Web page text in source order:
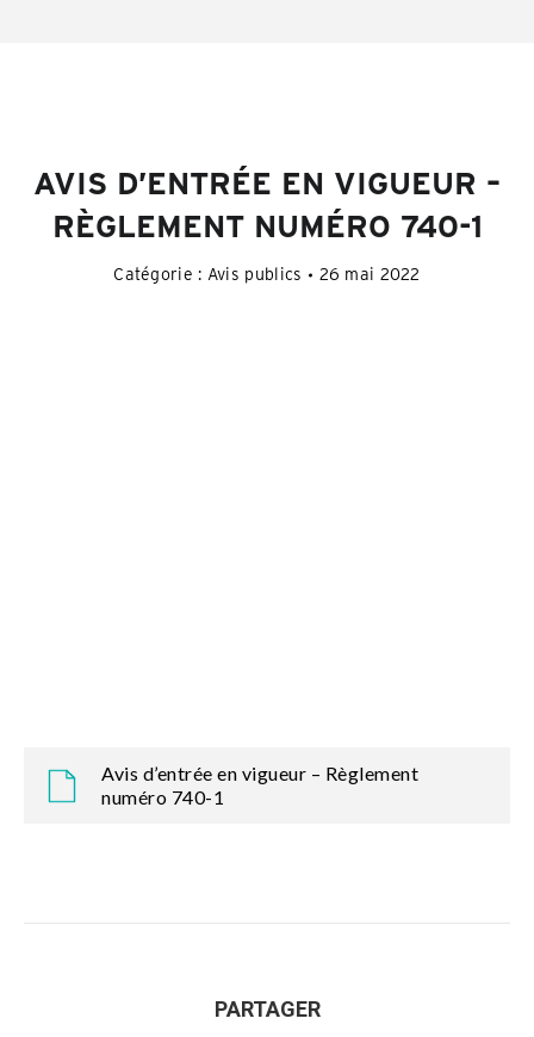
AVIS D’ENTRÉE EN VIGUEUR –
RÈGLEMENT NUMÉRO 740-1
Catégorie : Avis publics 26 mai 2022
Avis d’entrée en vigueur – Règlement
numéro 740-1
PARTAGER